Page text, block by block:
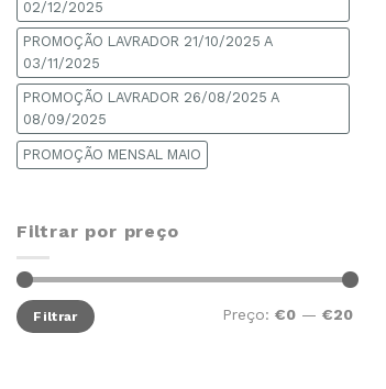
02/12/2025
PROMOÇÃO LAVRADOR 21/10/2025 A
03/11/2025
PROMOÇÃO LAVRADOR 26/08/2025 A
08/09/2025
PROMOÇÃO MENSAL MAIO
Filtrar por preço
Filtrar Preço: €0 — €20